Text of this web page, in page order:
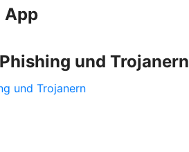
App
und Trojanern
und Trojanern